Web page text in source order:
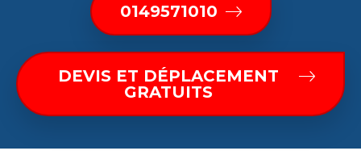
0149571010
DEVIS ET DÉPLACEMENT
GRATUITS